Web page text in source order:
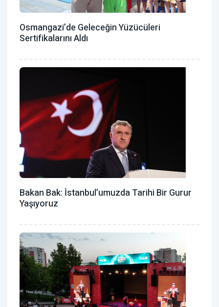
Osmangazi’de Geleceğin Yüzücüleri
Sertifikalarını Aldı
Bakan Bak: İstanbul’umuzda Tarihi Bir Gurur
Yaşıyoruz